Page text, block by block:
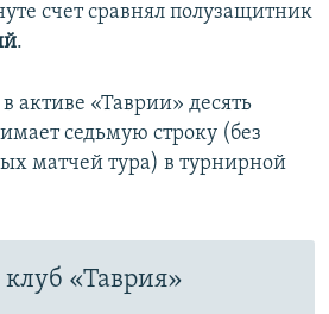
счет сравнял полузащитник
.
активе «Таврии» десять
седьмую строку (без
матчей тура) в турнирной
«Таврия»